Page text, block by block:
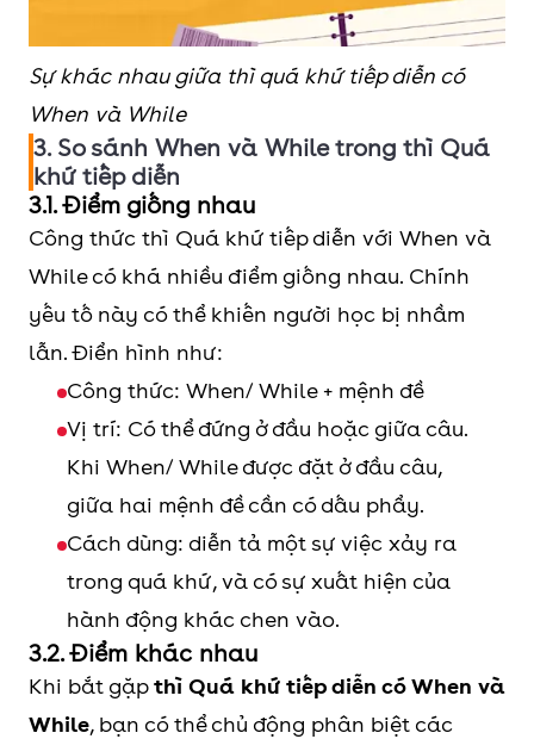
raining.
Sự khác nhau giữa thì quá khứ tiếp diễn có
When và While
3. So sánh When và While trong thì Quá
khứ tiếp diễn
3.1. Điểm giống nhau
Công thức thì Quá khứ tiếp diễn với When và
While có khá nhiều điểm giống nhau. Chính
yếu tố này có thể khiến người học bị nhầm
lẫn. Điển hình như:
Công thức: When/ While + mệnh đề
Vị trí: Có thể đứng ở đầu hoặc giữa câu.
Khi When/ While được đặt ở đầu câu,
giữa hai mệnh đề cần có dấu phẩy.
Cách dùng: diễn tả một sự việc xảy ra
trong quá khứ, và có sự xuất hiện của
hành động khác chen vào.
3.2. Điểm khác nhau
Khi bắt gặpthì Quá khứ tiếp diễn có When và
While, bạn có thể chủ động phân biệt các